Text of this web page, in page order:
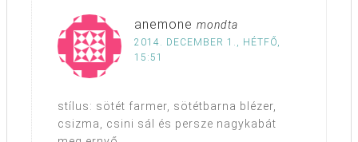
anemone mondta
2014. DECEMBER 1., HÉTFŐ,
15:51
stílus: sötét farmer, sötétbarna blézer,
csizma, csini sál és persze nagykabát